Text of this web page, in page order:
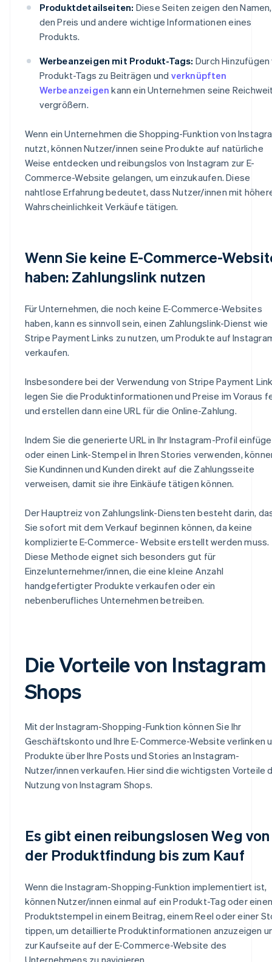
Produktdetailseiten: Diese Seiten zeigen den Namen,
den Preis und andere wichtige Informationen eines
Produkts.
Werbeanzeigen mit Produkt-Tags: Durch Hinzufügen
Produkt-Tags zu Beiträgen und verknüpften
Werbeanzeigen kann ein Unternehmen seine
vergrößern.
Wenn ein Unternehmen die Shopping-Funktion von
nutzt, können Nutzer/innen seine Produkte auf natürliche
Weise entdecken und reibungslos von Instagram zur E-
Commerce-Website gelangen, um einzukaufen. Diese
nahtlose Erfahrung bedeutet, dass Nutzer/innen mit
Wahrscheinlichkeit Verkäufe tätigen.
Wenn Sie keine E-Commerce-
haben: Zahlungslink nutzen
Für Unternehmen, die noch keine E-Commerce-Websites
haben, kann es sinnvoll sein, einen Zahlungslink-Dienst wie
Stripe Payment Links zu nutzen, um Produkte auf
verkaufen.
Insbesondere bei der Verwendung von Stripe Payment
legen Sie die Produktinformationen und Preise im Voraus
und erstellen dann eine URL für die Online-Zahlung.
Indem Sie die generierte URL in Ihr Instagram-Profil
oder einen Link-Stempel in Ihren Stories verwenden,
Sie Kundinnen und Kunden direkt auf die Zahlungsseite
verweisen, damit sie ihre Einkäufe tätigen können.
Der Hauptreiz von Zahlungslink-Diensten besteht darin,
Sie sofort mit dem Verkauf beginnen können, da keine
komplizierte E-Commerce- Website erstellt werden muss.
Diese Methode eignet sich besonders gut für
Einzelunternehmer/innen, die eine kleine Anzahl
handgefertigter Produkte verkaufen oder ein
nebenberufliches Unternehmen betreiben.
Die Vorteile von Instagram
Shops
Mit der Instagram-Shopping-Funktion können Sie Ihr
Geschäftskonto und Ihre E-Commerce-Website verlinken
Produkte über Ihre Posts und Stories an Instagram-
Nutzer/innen verkaufen. Hier sind die wichtigsten Vorteile
Nutzung von Instagram Shops.
Es gibt einen reibungslosen Weg von
der Produktfindung bis zum Kauf
Wenn die Instagram-Shopping-Funktion implementiert ist,
können Nutzer/innen einmal auf ein Produkt-Tag oder einen
Produktstempel in einem Beitrag, einem Reel oder einer
tippen, um detaillierte Produktinformationen anzuzeigen
zur Kaufseite auf der E-Commerce-Website des
Unternehmens zu navigieren.